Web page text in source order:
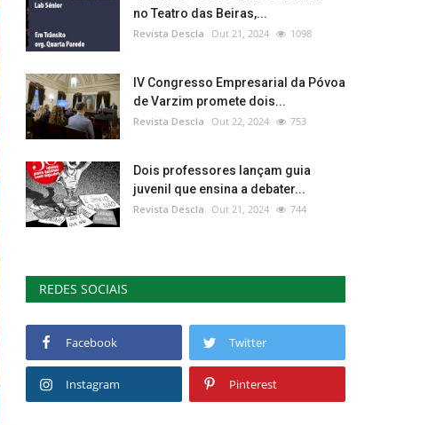
no Teatro das Beiras,...
Revista Descla Out 21, 2024 1098
IV Congresso Empresarial da Póvoa
de Varzim promete dois...
Revista Descla Out 22, 2024 753
Dois professores lançam guia
juvenil que ensina a debater...
Revista Descla Out 21, 2024 744
REDES SOCIAIS
Facebook Twitter
Instagram Pinterest